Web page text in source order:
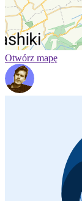
Otwórz mapę